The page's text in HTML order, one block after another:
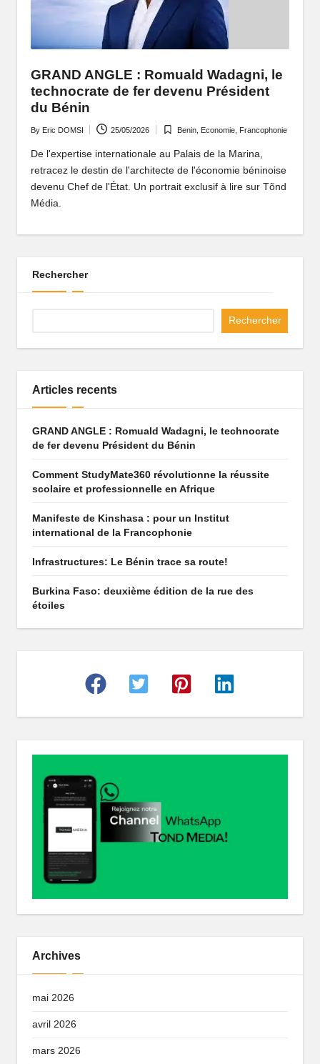
P
o
rt
ai
u
e
A
fr
ai
GRAND ANGLE : Romuald Wadagni, le
technocrate de fer devenu Président
du Bénin
Posted
by
By Eric DOMSI 25/05/2026
Posted
Benin, Economie, Francophonie
De l'expertise internationale au Palais de la Marina,
retracez le destin de l'architecte de l'économie béninoise
devenu Chef de l'État. Un portrait exclusif à lire sur Tõnd
Média.
Rechercher
Rechercher
Articles recents
GRAND ANGLE : Romuald Wadagni, le technocrate
de fer devenu Président du Bénin
Comment StudyMate360 révolutionne la réussite
scolaire et professionnelle en Afrique
Manifeste de Kinshasa : pour un Institut
international de la Francophonie
Infrastructures: Le Bénin trace sa route!
Burkina Faso: deuxième édition de la rue des
étoiles
Archives
mai 2026
avril 2026
mars 2026